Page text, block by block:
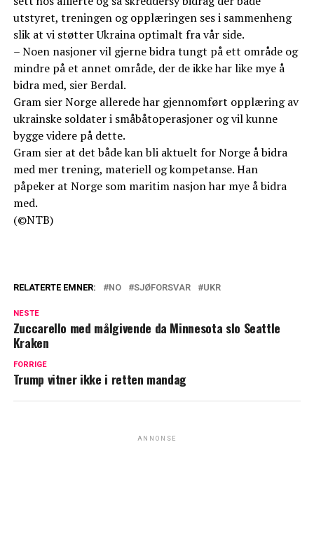
utstyret, treningen og opplæringen ses i sammenheng
slik at vi støtter Ukraina optimalt fra vår side.
– Noen nasjoner vil gjerne bidra tungt på ett område og
mindre på et annet område, der de ikke har like mye å
bidra med, sier Berdal.
Gram sier Norge allerede har gjennomført opplæring av
ukrainske soldater i småbåtoperasjoner og vil kunne
bygge videre på dette.
Gram sier at det både kan bli aktuelt for Norge å bidra
med mer trening, materiell og kompetanse. Han
påpeker at Norge som maritim nasjon har mye å bidra
med.
(©NTB)
RELATERTE EMNER: NO SJØFORSVAR UKR
NESTE
Zuccarello med målgivende da Minnesota slo Seattle
Kraken
FORRIGE
Trump vitner ikke i retten mandag
ANNONSE